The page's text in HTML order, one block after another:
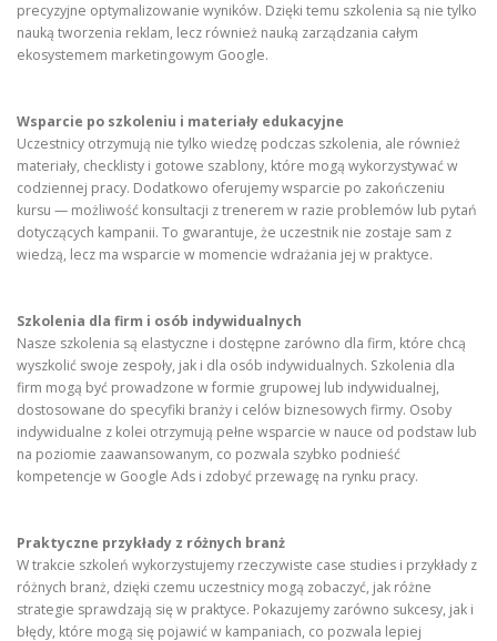
precyzyjne optymalizowanie wyników. Dzięki temu szkolenia są nie tylko
nauką tworzenia reklam, lecz również nauką zarządzania całym
ekosystemem marketingowym Google.
Wsparcie po szkoleniu i materiały edukacyjne
Uczestnicy otrzymują nie tylko wiedzę podczas szkolenia, ale również
materiały, checklisty i gotowe szablony, które mogą wykorzystywać w
codziennej pracy. Dodatkowo oferujemy wsparcie po zakończeniu
kursu — możliwość konsultacji z trenerem w razie problemów lub pytań
dotyczących kampanii. To gwarantuje, że uczestnik nie zostaje sam z
wiedzą, lecz ma wsparcie w momencie wdrażania jej w praktyce.
Szkolenia dla firm i osób indywidualnych
Nasze szkolenia są elastyczne i dostępne zarówno dla firm, które chcą
wyszkolić swoje zespoły, jak i dla osób indywidualnych. Szkolenia dla
firm mogą być prowadzone w formie grupowej lub indywidualnej,
dostosowane do specyfiki branży i celów biznesowych firmy. Osoby
indywidualne z kolei otrzymują pełne wsparcie w nauce od podstaw lub
na poziomie zaawansowanym, co pozwala szybko podnieść
kompetencje w Google Ads i zdobyć przewagę na rynku pracy.
Praktyczne przykłady z różnych branż
W trakcie szkoleń wykorzystujemy rzeczywiste case studies i przykłady z
różnych branż, dzięki czemu uczestnicy mogą zobaczyć, jak różne
strategie sprawdzają się w praktyce. Pokazujemy zarówno sukcesy, jak i
błędy, które mogą się pojawić w kampaniach, co pozwala lepiej